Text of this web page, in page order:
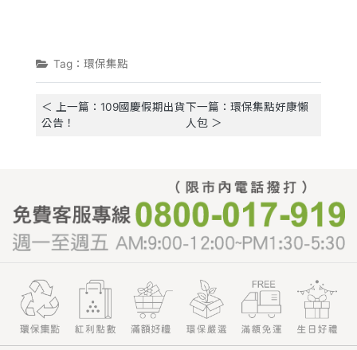
Tag：環保集點
＜ 上一篇：109國慶假期出貨
公告！
下一篇：環保集點好康懶
人包 ＞